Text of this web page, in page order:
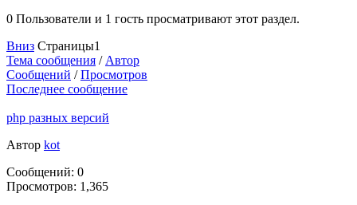
0 Пользователи и 1 гость просматривают этот раздел.
Вниз Страницы1
Тема сообщения / Автор
Сообщений /Просмотров
Последнее сообщение
php разных версий
Автор kot
Сообщений: 0
Просмотров: 1,365